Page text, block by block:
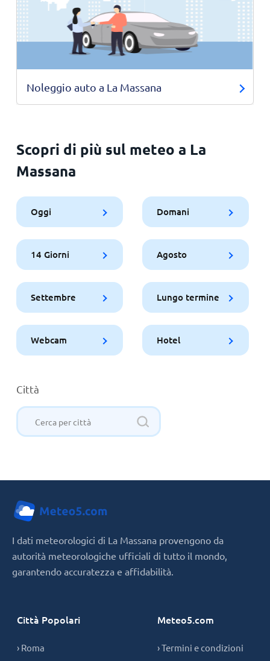
Noleggio auto a La Massana
Scopri di più sul meteo a La
Massana
Oggi Domani
14 Giorni Agosto
Settembre Lungo termine
Webcam Hotel
Città
I dati meteorologici di La Massana provengono da
autorità meteorologiche ufficiali di tutto il mondo,
garantendo accuratezza e affidabilità.
Città Popolari
› Roma
Meteo5.com
› Termini e condizioni